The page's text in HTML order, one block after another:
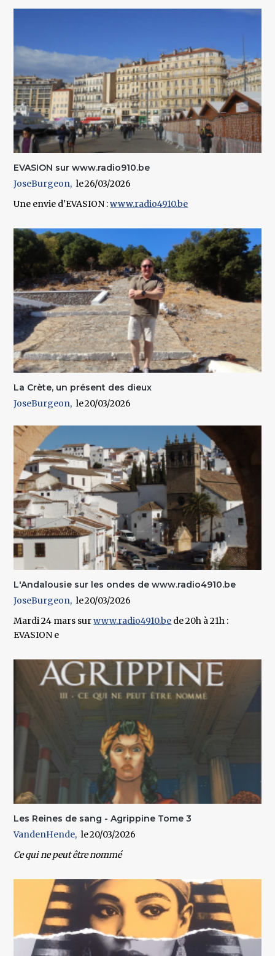
EVASION sur www.radio910.be
JoseBurgeon
26/03/2026
Une envie d'EVASION :www.radio4910.be
La Crète, un présent des dieux
JoseBurgeon
20/03/2026
L'Andalousie sur les ondes de www.radio4910.be
JoseBurgeon
20/03/2026
Mardi 24 mars surwww.radio4910.be de 20h à 21h :
EVASION e
Les Reines de sang - Agrippine Tome 3
VandenHende
20/03/2026
Ce qui ne peut être nommé